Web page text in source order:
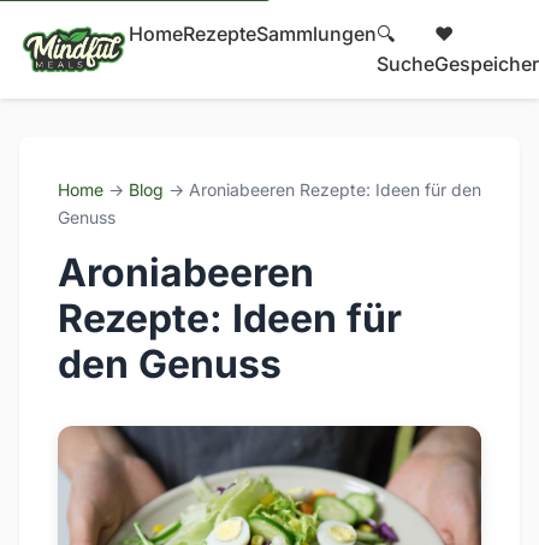
HomeRezepteSammlungen🔍
Suche
❤️
Home → Blog → Aroniabeeren Rezepte: Ideen für den
Genuss
Aroniabeeren
Rezepte: Ideen für
den Genuss